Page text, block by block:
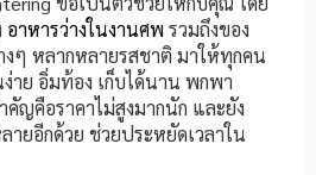
อาหารว่างในงานศพ รวมถึงของ
งๆ หลากหลายรสชาติ มาให้ทุกคน
าย อิ่มท้อง เก็บได้นาน พกพา
ญคือราคาไม่สูงมากนัก และยัง
ายอีกด้วย ช่วยประหยัดเวลาใน